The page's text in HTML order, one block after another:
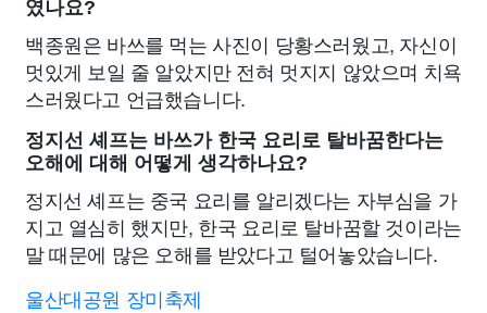
였나요?
백종원은 바쓰를 먹는 사진이 당황스러웠고, 자신이
멋있게 보일 줄 알았지만 전혀 멋지지 않았으며 치욕
스러웠다고 언급했습니다.
정지선 셰프는 바쓰가 한국 요리로 탈바꿈한다는
오해에 대해 어떻게 생각하나요?
정지선 셰프는 중국 요리를 알리겠다는 자부심을 가
지고 열심히 했지만, 한국 요리로 탈바꿈할 것이라는
말 때문에 많은 오해를 받았다고 털어놓았습니다.
울산대공원 장미축제